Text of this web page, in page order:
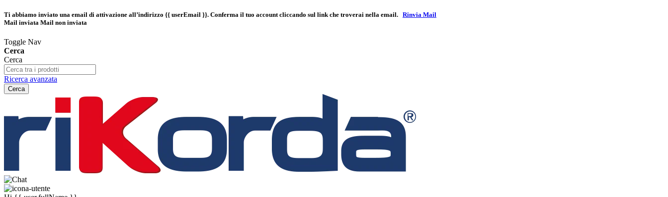
Ti abbiamo inviato una email di attivazione all’indirizzo {{ userEmail }}. Conferma il tuo account cliccando sul link che troverai nella email. Rinvia Mail
Mail inviata Mail non inviata
Toggle Nav
Cerca
Cerca
Ricerca avanzata
Cerca